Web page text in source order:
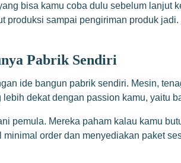
bisa kamu coba dulu sebelum
sampai pengiriman produk
Pabrik Sendiri
ide bangun pabrik sendiri. Mesin,
dekat dengan passion kamu, yaitu
pemula. Mereka paham kalau kamu
order dan menyediakan paket